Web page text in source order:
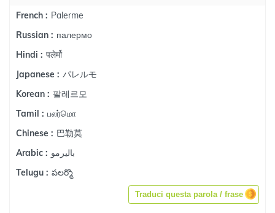
French : Palerme
Russian : палермо
Hindi : पलेर्मो
Japanese : パレルモ
Korean : 팔레르모
Tamil : பலர்மொ
Chinese : 巴勒莫
Arabic : باليرمو
Telugu : పలర్మొ
Traduci questa parola / frase